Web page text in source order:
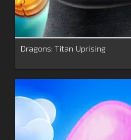
Dragons: Titan Uprising